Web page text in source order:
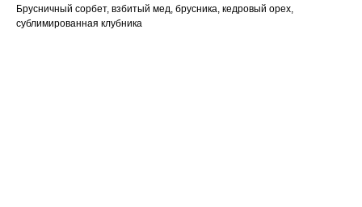
Брусничный сорбет, взбитый мед, брусника, кедровый орех,
сублимированная клубника